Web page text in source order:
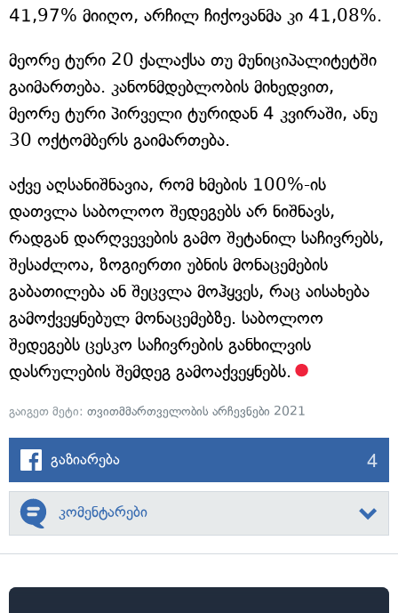
41,97% მიიღო, არჩილ ჩიქოვანმა კი 41,08%.
მეორე ტური 20 ქალაქსა თუ მუნიციპალიტეტში
გაიმართება. კანონმდებლობის მიხედვით,
მეორე ტური პირველი ტურიდან 4 კვირაში, ანუ
30 ოქტომბერს გაიმართება.
აქვე აღსანიშნავია, რომ ხმების 100%-ის
დათვლა საბოლოო შედეგებს არ ნიშნავს,
რადგან დარღვევების გამო შეტანილ საჩივრებს,
შესაძლოა, ზოგიერთი უბნის მონაცემების
გაბათილება ან შეცვლა მოჰყვეს, რაც აისახება
გამოქვეყნებულ მონაცემებზე. საბოლოო
შედეგებს ცესკო საჩივრების განხილვის
დასრულების შემდეგ გამოაქვეყნებს.
გაიგეთ მეტი: თვითმმართველობის არჩევნები 2021
გაზიარება 4
კომენტარები